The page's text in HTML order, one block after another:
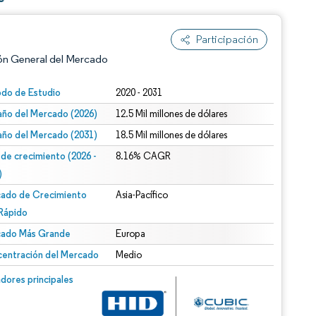
Participación
General del Mercado
de Estudio 2020 - 2031
del Mercado (2026) 12.5 Mil millones de dólares
del Mercado (2031) 18.5 Mil millones de dólares
de crecimiento (2026 -
8.16% CAGR
de Crecimiento
Asia-Pacífico
Más Grande Europa
del Mercado Medio
principales
© Mordor Intelligence. El uso requiere atribución según CC BY 4.0.
CC BY 4.0.